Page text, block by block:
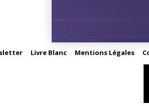
Livre Blanc Mentions Légales